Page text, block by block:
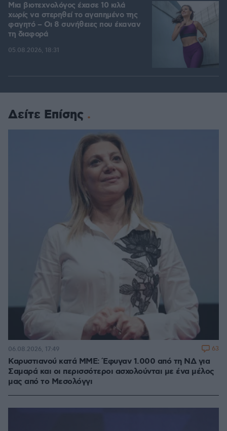
Μια βιοτεχνολόγος έχασε 10 κιλά
χωρίς να στερηθεί το αγαπημένο της
φαγητό – Οι 8 συνήθειες που έκαναν
τη διαφορά
05.08.2026, 18:31
Δείτε Επίσης
Καρυστιανού κατά ΜΜΕ: Έφυγαν 1.000 από τη ΝΔ για
Σαμαρά και οι περισσότεροι ασχολούνται με ένα μέλος
μας από το Μεσολόγγι
06.08.2026, 17:49 63